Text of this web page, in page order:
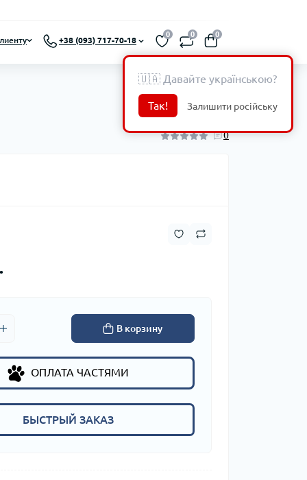
+38 (093) 717-70-18
0 0 0
0
В корзину
ОПЛАТА ЧАСТЯМИ
БЫСТРЫЙ ЗАКАЗ
🇺🇦 Давайте українською?
Так! Залишити російську